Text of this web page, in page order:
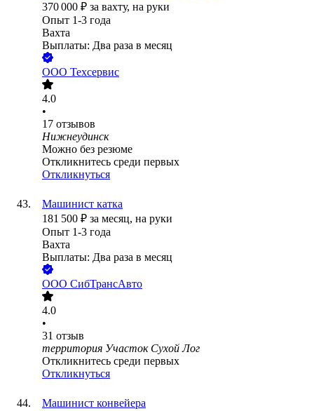
370 000 ₽ за вахту, на руки
Опыт 1-3 года
Вахта
Выплаты: Два раза в месяц
ООО Техсервис
4.0
•
17 отзывов
Нижнеудинск
Можно без резюме
Откликнитесь среди первых
Откликнуться
Машинист катка
181 500 ₽ за месяц, на руки
Опыт 1-3 года
Вахта
Выплаты: Два раза в месяц
ООО СибТрансАвто
4.0
•
31 отзыв
территория Участок Сухой Лог
Откликнитесь среди первых
Откликнуться
Машинист конвейера